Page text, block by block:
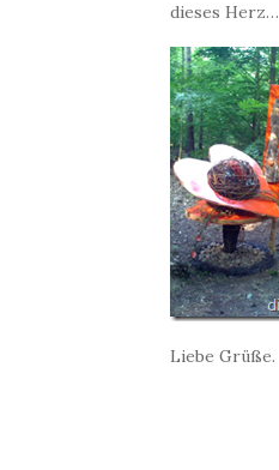
dieses Herz…
Liebe Grüße.